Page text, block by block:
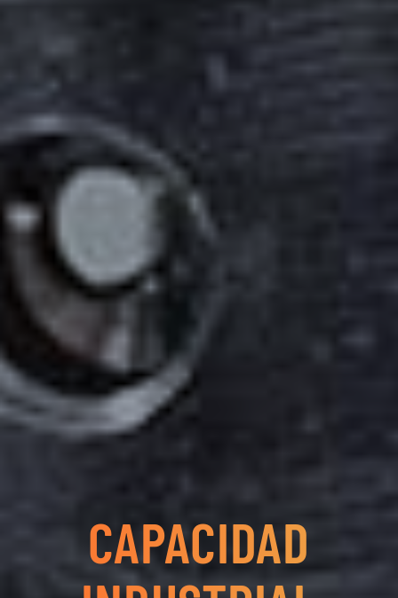
CAPACIDAD